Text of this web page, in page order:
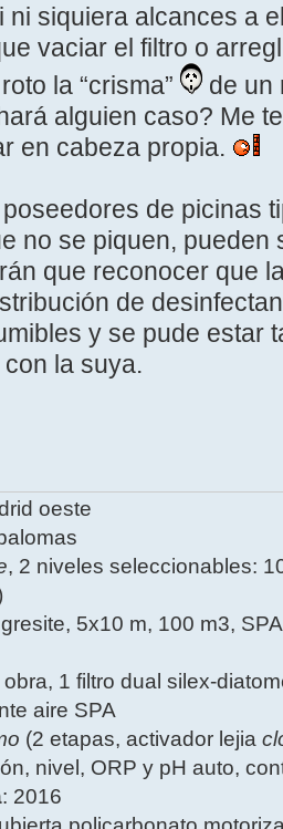
ni siquiera alcances a
vaciar el filtro o
la “crisma”
de un
alguien caso? Me
en cabeza propia.
de picinas
no se piquen, pueden
que reconocer que
de
y se pude estar
la suya.
oeste
, 2 niveles seleccionables:
5x10 m, 100 m3,
1 filtro dual silex-
aire SPA
(2 etapas, activador lejia
nivel, ORP y pH auto,
: 2016